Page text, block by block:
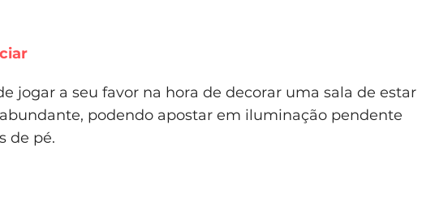
jogar a seu favor na hora de decorar uma sala de estar
podendo apostar em iluminação pendente
de pé.